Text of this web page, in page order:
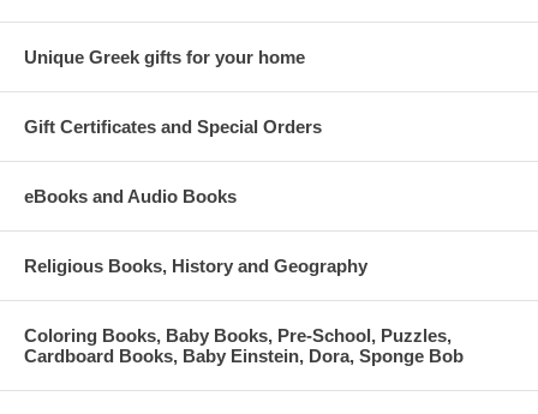
Unique Greek gifts for your home
Gift Certificates and Special Orders
eBooks and Audio Books
Religious Books, History and Geography
Coloring Books, Baby Books, Pre-School, Puzzles,
Cardboard Books, Baby Einstein, Dora, Sponge Bob